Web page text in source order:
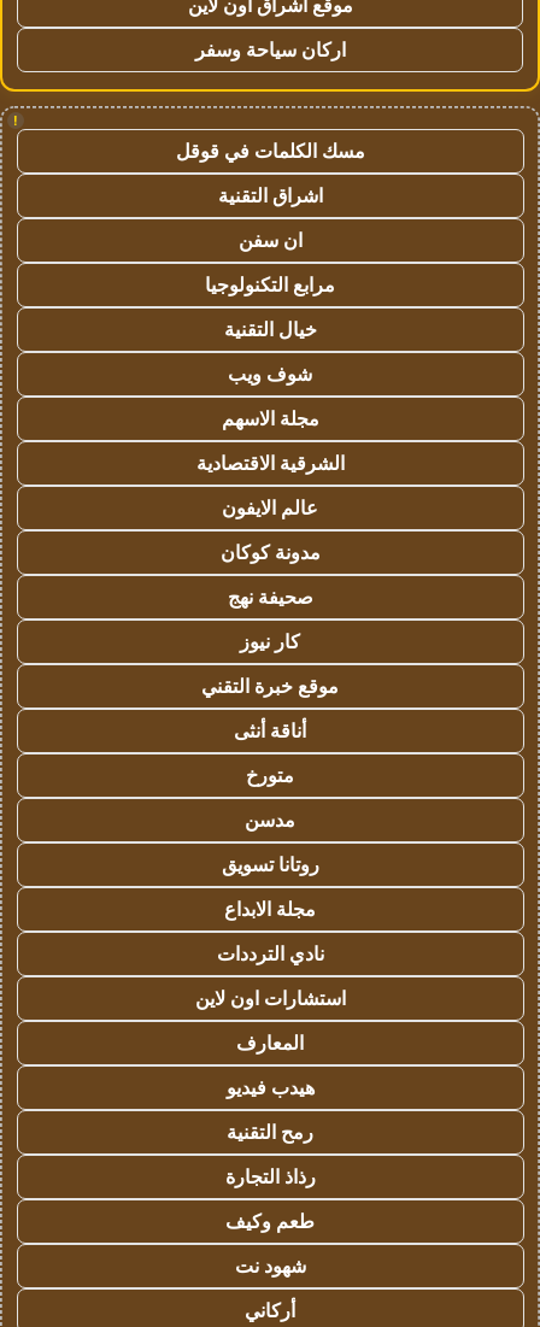
اركان سياحة وسفر
!
مسك الكلمات في قوقل
اشراق التقنية
ان سفن
مرابع التكنولوجيا
خيال التقنية
شوف ويب
مجلة الاسهم
الشرقية الاقتصادية
عالم الايفون
مدونة كوكان
صحيفة نهج
كار نيوز
موقع خبرة التقني
أناقة أنثى
متورخ
مدسن
روتانا تسويق
مجلة الابداع
نادي الترددات
استشارات اون لاين
المعارف
هيدب فيديو
رمح التقنية
رذاذ التجارة
طعم وكيف
شهود نت
أركاني